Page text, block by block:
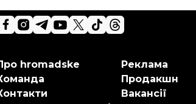
hromadske
Реклама
Продакшн
Вакансії